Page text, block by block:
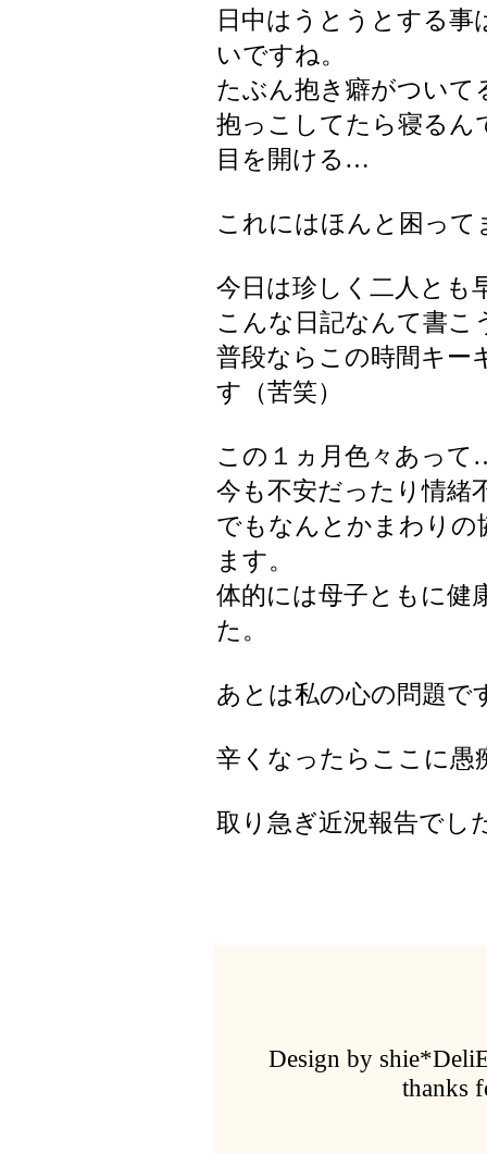
日中はうとうとする
いですね。
たぶん抱き癖がつい
抱っこしてたら寝るん
目を開ける…
これにはほんと困っ
今日は珍しく二人とも
こんな日記なんて書
普段ならこの時間キー
す（苦笑）
この１ヵ月色々あっ
今も不安だったり情緒
でもなんとかまわりの
ます。
体的には母子ともに健
た。
あとは私の心の問題で
辛くなったらここに愚
取り急ぎ近況報告でし
Design by
thanks